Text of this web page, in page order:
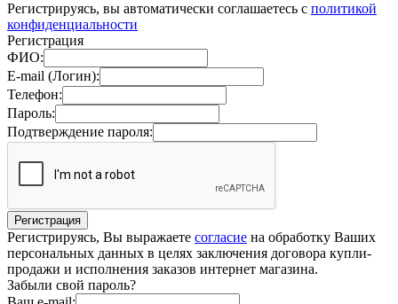
Регистрируясь, вы автоматически соглашаетесь с политикой
конфиденциальности
Регистрация
ФИО:
E-mail (Логин):
Телефон:
Пароль:
Подтверждение пароля:
Регистрируясь, Вы выражаете согласие на обработку Ваших
персональных данных в целях заключения договора купли-
продажи и исполнения заказов интернет магазина.
Забыли свой пароль?